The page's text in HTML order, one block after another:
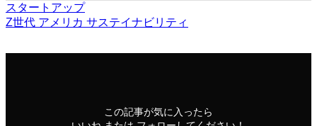
スタートアップ
Z世代 アメリカ サステイナビリティ
この記事が気に入ったら